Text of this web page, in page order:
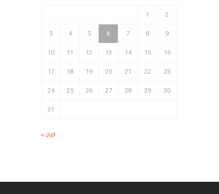
1 2
3 4 5 6 7 8 9
10 11 12 13 14 15 16
17 18 19 20 21 22 23
24 25 26 27 28 29 30
31
« Juil